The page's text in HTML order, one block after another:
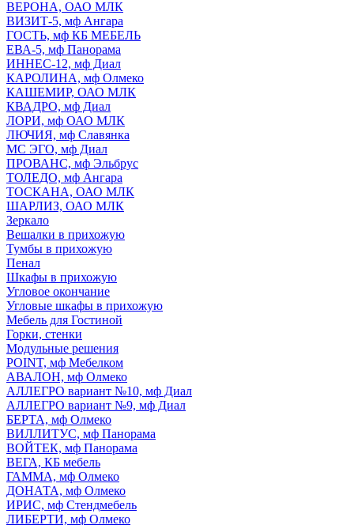
ВЕРОНА, ОАО МЛК
ВИЗИТ-5, мф Ангара
ГОСТЬ, мф КБ МЕБЕЛЬ
ЕВА-5, мф Панорама
ИННЕС-12, мф Диал
КАРОЛИНА, мф Олмеко
КАШЕМИР, ОАО МЛК
КВАДРО, мф Диал
ЛОРИ, мф ОАО МЛК
ЛЮЧИЯ, мф Славянка
МС ЭГО, мф Диал
ПРОВАНС, мф Эльбрус
ТОЛЕДО, мф Ангара
ТОСКАНА, ОАО МЛК
ШАРЛИЗ, ОАО МЛК
Зеркало
Вешалки в прихожую
Тумбы в прихожую
Пенал
Шкафы в прихожую
Угловое окончание
Угловые шкафы в прихожую
Мебель для Гостиной
Горки, стенки
Модульные решения
POINT, мф Мебелком
АВАЛОН, мф Олмеко
АЛЛЕГРО вариант №10, мф Диал
АЛЛЕГРО вариант №9, мф Диал
БЕРТА, мф Олмеко
ВИЛЛИТУС, мф Панорама
ВОЙТЕК, мф Панорама
ВЕГА, КБ мебель
ГАММА, мф Олмеко
ДОНАТА, мф Олмеко
ИРИС, мф Стендмебель
ЛИБЕРТИ, мф Олмеко